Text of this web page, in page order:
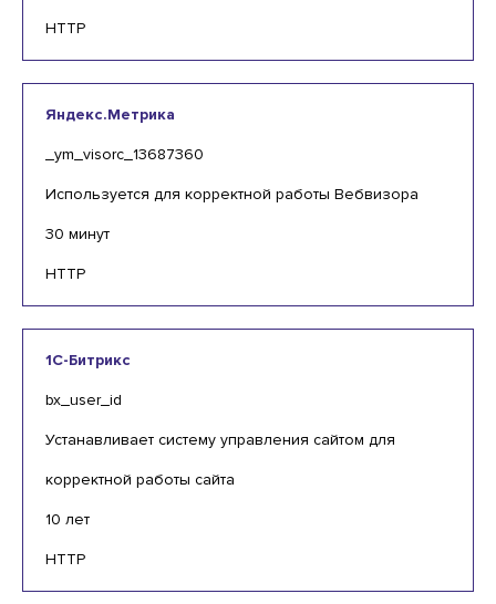
HTTP
Яндекс.Метрика
_ym_visorc_13687360
Используется для корректной работы Вебвизора
30 минут
HTTP
1С-Битрикс
bx_user_id
Устанавливает систему управления сайтом для
корректной работы сайта
10 лет
HTTP